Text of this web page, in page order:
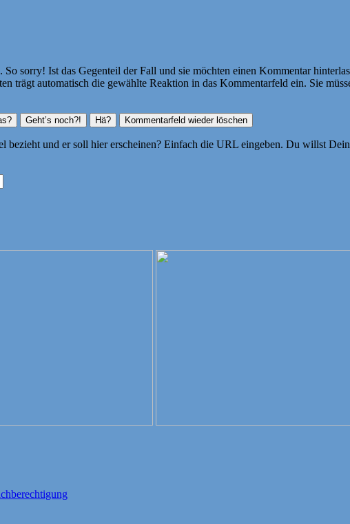
sorry! Ist das Gegenteil der Fall und sie möchten einen Kommentar
automatisch die gewählte Reaktion in das Kommentarfeld ein. Sie
bezieht und er soll hier erscheinen? Einfach die URL eingeben. Du willst